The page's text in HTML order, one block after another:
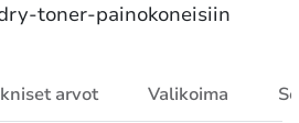
toner-painokoneisiin
arvot Valikoima